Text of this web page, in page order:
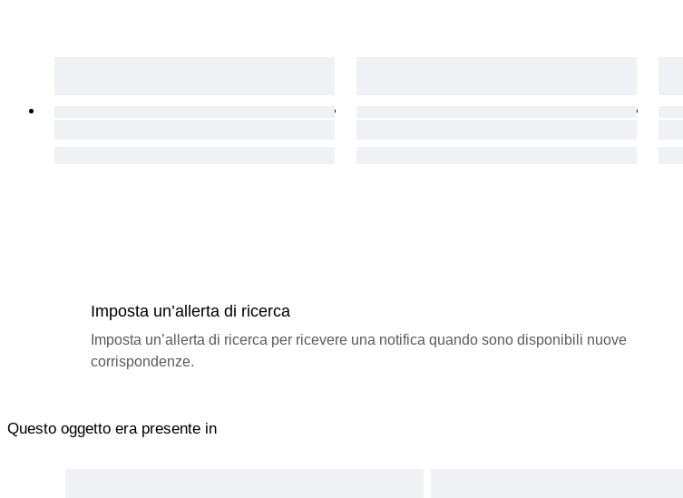
Imposta un’allerta di ricerca
Imposta un’allerta di ricerca per ricevere una notifica quando sono disponibili nuove
corrispondenze.
Questo oggetto era presente in